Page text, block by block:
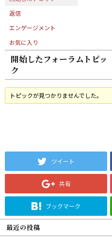
返信
エンゲージメント
お気に入り
開始したフォーラムトピッ
ク
トピックが見つかりませんでした。
ツイート
共有
ブックマーク
最近の投稿